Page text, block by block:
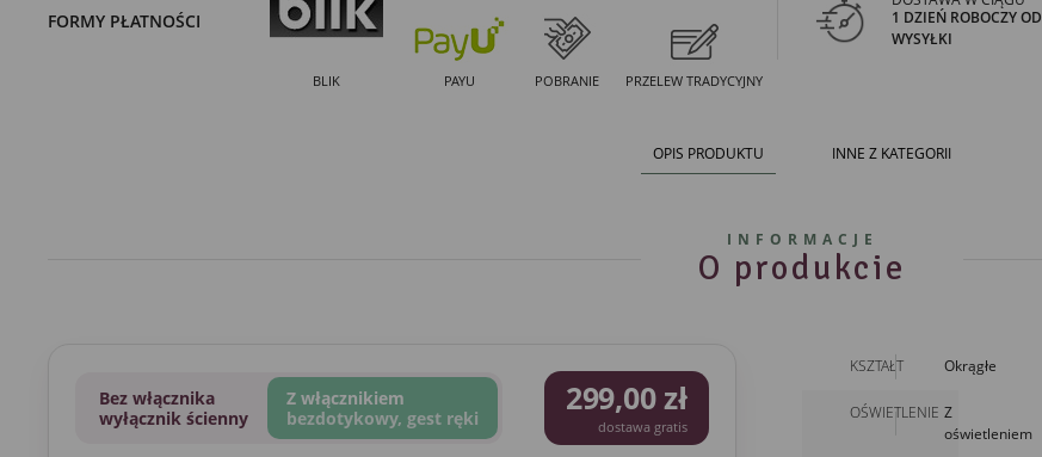
FORMY PŁATNOŚCI
BLIK PAYU POBRANIE PRZELEW TRADYCYJNY
1 DZIEŃ ROBOCZY OD
WYSYŁKI
OPIS PRODUKTU INNE Z KATEGORII
INFORMACJE
O produkcie
Bez włącznika
wyłącznik ścienny
Z włącznikiem
bezdotykowy, gest ręki
299,00 zł
dostawa gratis
KSZTAŁT Okrągłe
OŚWIETLENIE Z
oświetleniem